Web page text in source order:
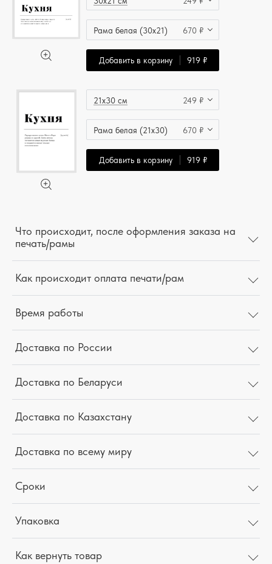
Рама белая (30x21) 670 ₽
Добавить в корзину 919 ₽
21x30 см 249 ₽
Рама белая (21x30) 670 ₽
Добавить в корзину 919 ₽
Что происходит, после оформления заказа на
печать/рамы
Как происходит оплата печати/рам
Время работы
Доставка по России
Доставка по Беларуси
Доставка по Казахстану
Доставка по всему миру
Сроки
Упаковка
Как вернуть товар